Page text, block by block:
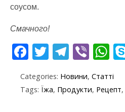
соусом.
Смачного!
F
e
b
T
itt
er
T
e
gr
Vi
er
W
at
Categories: Новини, Статті
Tags: Їжа, Продукти, Рецепт,